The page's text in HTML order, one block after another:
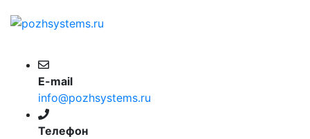
E-mail
info@pozhsystems.ru
Телефон